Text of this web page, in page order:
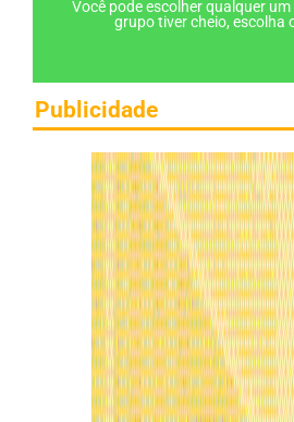
Você pode escolher qualquer
grupo tiver cheio, escolha
Publicidade